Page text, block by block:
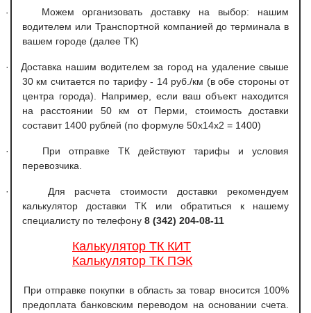
·
Можем организовать доставку на выбор: нашим
водителем или Транспортной компанией до терминала в
вашем городе (далее ТК)
·
Доставка нашим водителем за город на удаление свыше
30 км считается по тарифу - 14 руб./км (в обе стороны от
центра города). Например, если ваш объект находится
на расстоянии 50 км от Перми, стоимость доставки
составит 1400 рублей (по формуле 50х14х2 = 1400)
·
При отправке ТК действуют тарифы и условия
перевозчика.
·
Для расчета стоимости доставки рекомендуем
калькулятор доставки ТК или обратиться к нашему
специалисту по телефону 8 (342) 204-08-11
Калькулятор ТК КИТ
Калькулятор ТК ПЭК
При отправке покупки в область за товар вносится 100%
предоплата банковским переводом на основании счета.